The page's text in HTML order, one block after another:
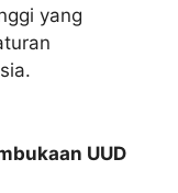
yang
UUD